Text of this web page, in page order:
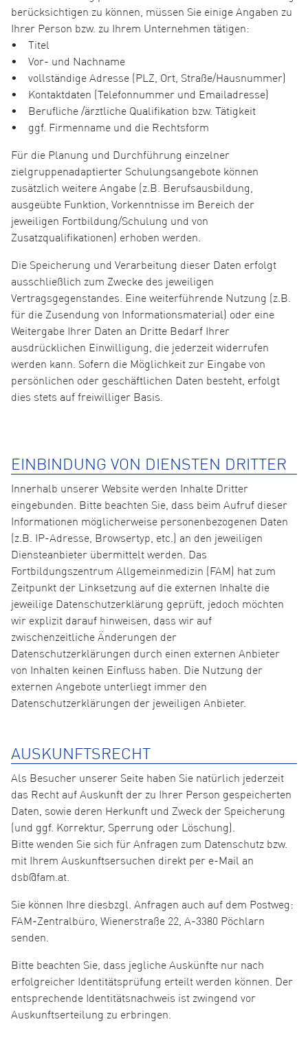
berücksichtigen zu können, müssen Sie einige Angaben zu
Ihrer Person bzw. zu Ihrem Unternehmen tätigen:
• Titel
• Vor- und Nachname
• vollständige Adresse (PLZ, Ort, Straße/Hausnummer)
• Kontaktdaten (Telefonnummer und Emailadresse)
• Berufliche /ärztliche Qualifikation bzw. Tätigkeit
• ggf. Firmenname und die Rechtsform
Für die Planung und Durchführung einzelner
zielgruppenadaptierter Schulungsangebote können
zusätzlich weitere Angabe (z.B. Berufsausbildung,
ausgeübte Funktion, Vorkenntnisse im Bereich der
jeweiligen Fortbildung/Schulung und von
Zusatzqualifikationen) erhoben werden.
Die Speicherung und Verarbeitung dieser Daten erfolgt
ausschließlich zum Zwecke des jeweiligen
Vertragsgegenstandes. Eine weiterführende Nutzung (z.B.
für die Zusendung von Informationsmaterial) oder eine
Weitergabe Ihrer Daten an Dritte Bedarf Ihrer
ausdrücklichen Einwilligung, die jederzeit widerrufen
werden kann. Sofern die Möglichkeit zur Eingabe von
persönlichen oder geschäftlichen Daten besteht, erfolgt
dies stets auf freiwilliger Basis.
EINBINDUNG VON DIENSTEN DRITTER
Innerhalb unserer Website werden Inhalte Dritter
eingebunden. Bitte beachten Sie, dass beim Aufruf dieser
Informationen möglicherweise personenbezogenen Daten
(z.B. IP-Adresse, Browsertyp, etc.) an den jeweiligen
Diensteanbieter übermittelt werden. Das
Fortbildungszentrum Allgemeinmedizin (FAM) hat zum
Zeitpunkt der Linksetzung auf die externen Inhalte die
jeweilige Datenschutzerklärung geprüft, jedoch möchten
wir explizit darauf hinweisen, dass wir auf
zwischenzeitliche Änderungen der
Datenschutzerklärungen durch einen externen Anbieter
von Inhalten keinen Einfluss haben. Die Nutzung der
externen Angebote unterliegt immer den
Datenschutzerklärungen der jeweiligen Anbieter.
AUSKUNFTSRECHT
Als Besucher unserer Seite haben Sie natürlich jederzeit
das Recht auf Auskunft der zu Ihrer Person gespeicherten
Daten, sowie deren Herkunft und Zweck der Speicherung
(und ggf. Korrektur, Sperrung oder Löschung).
Bitte wenden Sie sich für Anfragen zum Datenschutz bzw.
mit Ihrem Auskunftsersuchen direkt per e-Mail an
dsb@fam.at.
Sie können Ihre diesbzgl. Anfragen auch auf dem Postweg:
FAM-Zentralbüro, Wienerstraße 22, A-3380 Pöchlarn
senden.
Bitte beachten Sie, dass jegliche Auskünfte nur nach
erfolgreicher Identitätsprüfung erteilt werden können. Der
entsprechende Identitätsnachweis ist zwingend vor
Auskunftserteilung zu erbringen.